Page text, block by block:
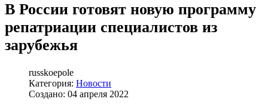
В России готовят новую программу
репатриации специалистов из
зарубежья
russkoepole
Категория: Новости
Создано: 04 апреля 2022